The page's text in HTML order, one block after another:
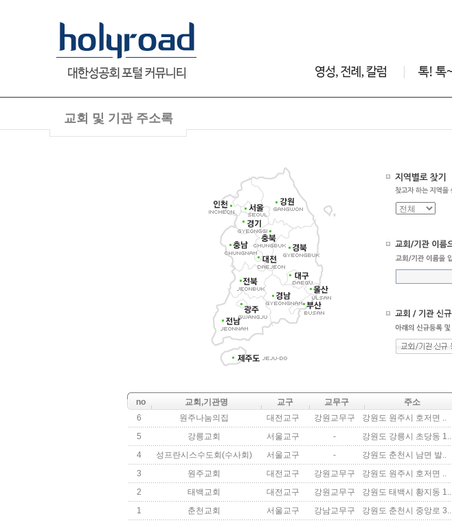
교회 및 기관 주소록
no 교회,기관명 교구 교무구 주소
6
원주나눔의집 대전교구 강원교무구 강원도 원주시 호저면 ..
5
강릉교회 서울교구 - 강원도 강릉시 초당동 1..
4
성프란시스수도회(수사회) 서울교구 - 강원도 춘천시 남면 발..
3
원주교회 대전교구 강원교무구 강원도 원주시 호저면 ..
2
태백교회 대전교구 강원교무구 강원도 태백시 황지동 1..
1
춘천교회 서울교구 강남교무구 강원도 춘천시 중앙로 3..